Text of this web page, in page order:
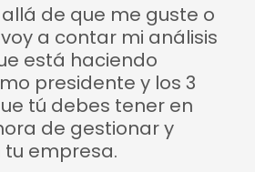
de que me guste o
voy a contar mi análisis
está haciendo
presidente y los 3
tú debes tener en
de gestionar y
empresa.